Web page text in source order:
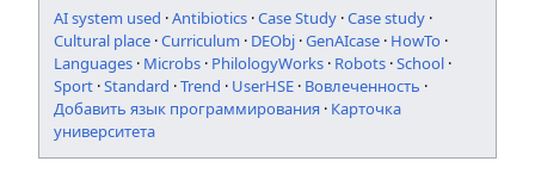
AI system used ·Antibiotics ·Case Study ·Case study ·
Cultural place ·Curriculum · DEObj ·GenAIcase · HowTo ·
Languages · Microbs · PhilologyWorks · Robots ·School ·
Sport ·Standard ·Trend · UserHSE · Вовлеченность ·
Добавить язык программирования · Карточка
университета